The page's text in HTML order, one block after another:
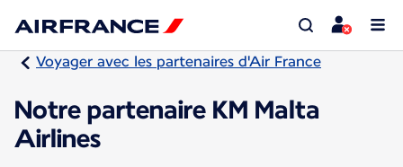
Voyager avec les partenaires d'Air France
Notre partenaire KM Malta
Airlines